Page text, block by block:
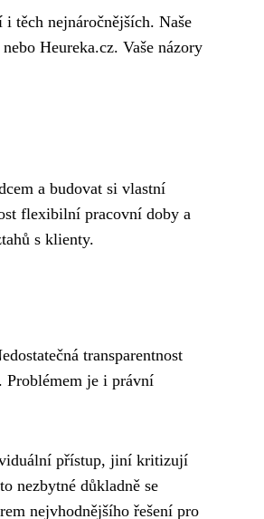
těch nejnáročnějších. Naše
Heureka.cz. Vaše názory
a budovat si vlastní
flexibilní pracovní doby a
s klienty.
transparentnost
Problémem je i právní
přístup, jiní kritizují
nezbytné důkladně se
nejvhodnějšího řešení pro